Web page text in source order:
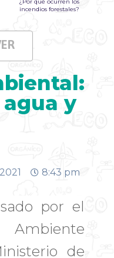
incendios forestales?
y
8:43 pm
por el
de